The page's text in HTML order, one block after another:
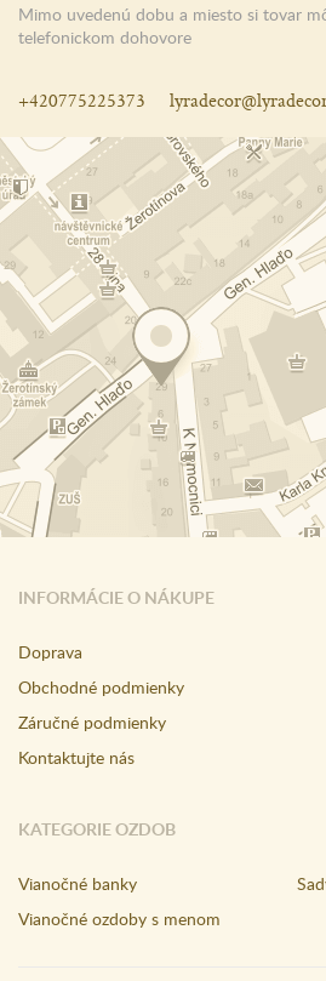
INFORMÁCIE O NÁKUPE
Doprava
Obchodné podmienky
Záručné podmienky
Kontaktujte nás
KATEGORIE OZDOB
Vianočné banky
Vianočné ozdoby s menom
Mimo uvedenú dobu a miesto si tovar
telefonickom dohovore
+420775225373